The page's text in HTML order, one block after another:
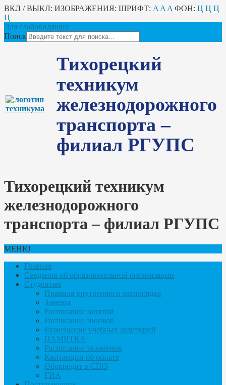
ВКЛ / ВЫКЛ: ИЗОБРАЖЕНИЯ: ШРИФТ: A A A ФОН: Ц Ц Ц
Ц
Для слабовидящих
Поиск
Тихорецкий
техникум
железнодорожного
транспорта –
филиал РГУПС
Тихорецкий техникум
железнодорожного
транспорта – филиал РГУПС
МЕНЮ
Главная
Сведения об образовательной организации
Студентам
Правила внутреннего распорядка
Замены
Расписание занятий
Расписание звонков
Размещение учебных аудиторий
ПАМЯТКА
Расписание экзаменов
Квитанции об оплате
Обркредит в СПО
ГИА